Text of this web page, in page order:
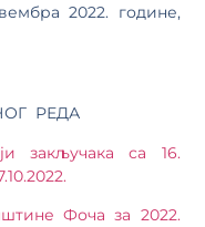
2022. године,
РЕДА
закључака са 16.
Фоча за 2022.